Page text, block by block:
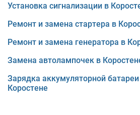
Установка сигнализации в
Ремонт и замена стартера в
Ремонт и замена генератора в
Замена автолампочек в
Зарядка аккумуляторной
Коростене